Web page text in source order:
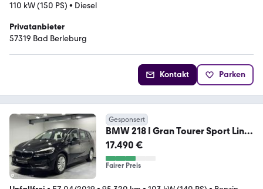
110 kW (150 PS) • Diesel
Privatanbieter
57319 Bad Berleburg
Kontakt Parken
Gesponsert
BMW 218 I Gran Tourer Sport Line
*AHK*LED*AUT.*
17.490 €
Fairer Preis